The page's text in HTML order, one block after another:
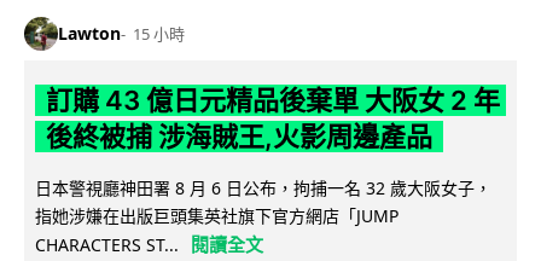
Lawton 15 小時
訂購 43 億日元精品後棄單 大阪女 2 年
後終被捕 涉海賊王,火影周邊產品
日本警視廳神田署 8 月 6 日公布，拘捕一名 32 歲大阪女子，
指她涉嫌在出版巨頭集英社旗下官方網店「JUMP
CHARACTERS ST...
閱讀全文